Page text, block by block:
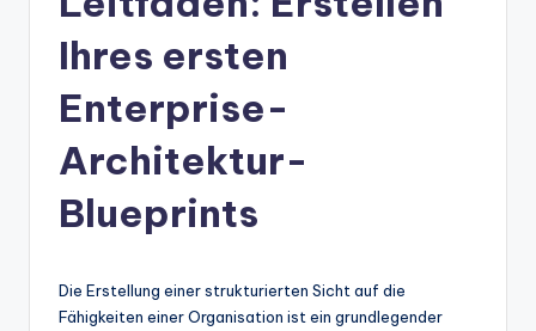
m
A
si
Ihres ersten
Enterprise-
Architektur-
Blueprints
Die Erstellung einer strukturierten Sicht auf die
Fähigkeiten einer Organisation ist ein grundlegender